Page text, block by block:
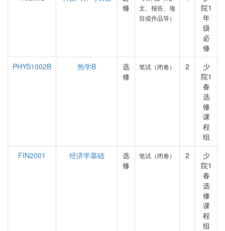
修
文、报告、项
目或作品等）
院1
年
级
必
修
PHYS1002B
热学B
选
修
笔试（闭卷） 2
少
院1
春
选
修
课
程
组
FIN2001
经济学基础
选
修
笔试（闭卷） 2
少
院1
春
选
修
课
程
组